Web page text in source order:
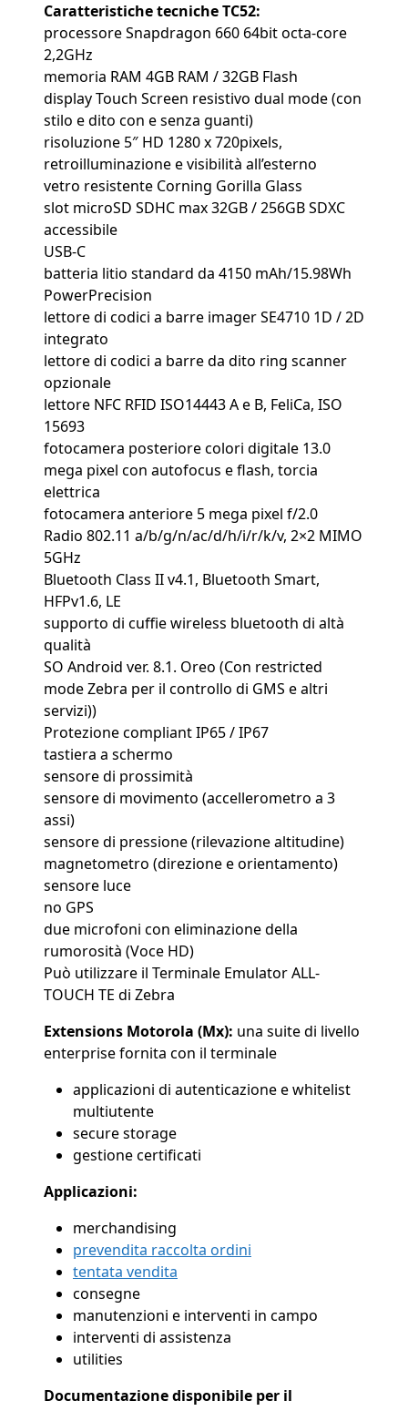
Caratteristiche tecniche TC52:
processore Snapdragon 660 64bit octa-core
2,2GHz
memoria RAM 4GB RAM / 32GB Flash
display Touch Screen resistivo dual mode (con
stilo e dito con e senza guanti)
risoluzione 5″ HD 1280 x 720pixels,
retroilluminazione e visibilità all’esterno
vetro resistente Corning Gorilla Glass
slot microSD SDHC max 32GB / 256GB SDXC
accessibile
USB-C
batteria litio standard da 4150 mAh/15.98Wh
PowerPrecision
lettore di codici a barre imager SE4710 1D / 2D
integrato
lettore di codici a barre da dito ring scanner
opzionale
lettore NFC RFID ISO14443 A e B, FeliCa, ISO
15693
fotocamera posteriore colori digitale 13.0
mega pixel con autofocus e flash, torcia
elettrica
fotocamera anteriore 5 mega pixel f/2.0
Radio 802.11 a/b/g/n/ac/d/h/i/r/k/v, 2×2 MIMO
5GHz
Bluetooth Class II v4.1, Bluetooth Smart,
HFPv1.6, LE
supporto di cuffie wireless bluetooth di altà
qualità
SO Android ver. 8.1. Oreo (Con restricted
mode Zebra per il controllo di GMS e altri
servizi))
Protezione compliant IP65 / IP67
tastiera a schermo
sensore di prossimità
sensore di movimento (accellerometro a 3
assi)
sensore di pressione (rilevazione altitudine)
magnetometro (direzione e orientamento)
sensore luce
no GPS
due microfoni con eliminazione della
rumorosità (Voce HD)
Può utilizzare il Terminale Emulator ALL-
TOUCH TE di Zebra
Extensions Motorola (Mx): una suite di livello
enterprise fornita con il terminale
applicazioni di autenticazione e whitelist
multiutente
secure storage
gestione certificati
Applicazioni:
merchandising
prevendita raccolta ordini
tentata vendita
consegne
manutenzioni e interventi in campo
interventi di assistenza
utilities
Documentazione disponibile per il